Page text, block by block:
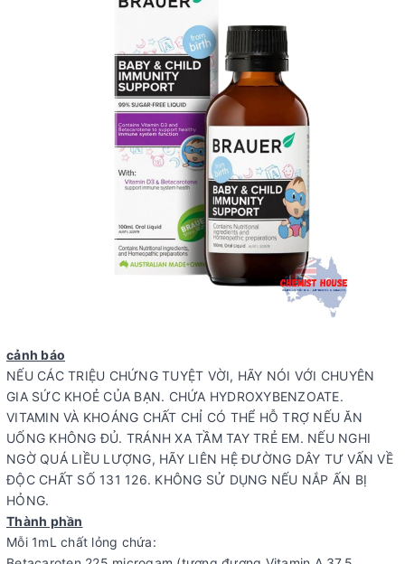
cảnh báo
NẾU CÁC TRIỆU CHỨNG TUYỆT VỜI, HÃY NÓI VỚI CHUYÊN
GIA SỨC KHOẺ CỦA BẠN. CHỨA HYDROXYBENZOATE.
VITAMIN VÀ KHOÁNG CHẤT CHỈ CÓ THỂ HỖ TRỢ NẾU ĂN
UỐNG KHÔNG ĐỦ. TRÁNH XA TẦM TAY TRẺ EM. NẾU NGHI
NGỜ QUÁ LIỀU LƯỢNG, HÃY LIÊN HỆ ĐƯỜNG DÂY TƯ VẤN VỀ
ĐỘC CHẤT SỐ 131 126. KHÔNG SỬ DỤNG NẾU NẮP ẤN BỊ
HỎNG.
Thành phần
Mỗi 1mL chất lỏng chứa: